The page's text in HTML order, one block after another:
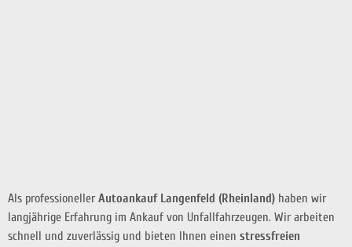
Als professionellerAutoankauf Langenfeld (Rheinland) haben wir
langjährige Erfahrung im Ankauf von Unfallfahrzeugen. Wir arbeiten
schnell und zuverlässig und bieten Ihnen einen stressfreien